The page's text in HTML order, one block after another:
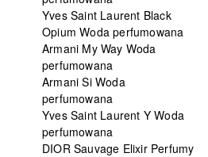
Yves Saint Laurent Black
Opium Woda perfumowana
Armani My Way Woda
perfumowana
Armani Si Woda
perfumowana
Yves Saint Laurent Y Woda
perfumowana
DIOR Sauvage Elixir Perfumy